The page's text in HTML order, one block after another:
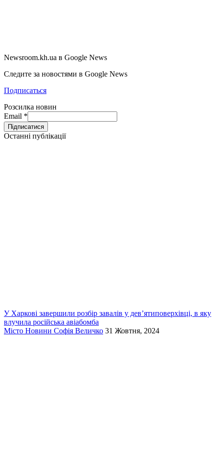
Newsroom.kh.ua в Google News
Следите за новостями в Google News
Подписаться
Розсилка новин
Email *
Останні публікації
У Харкові завершили розбір завалів у дев’ятиповерхівці, в яку
влучила російська авіабомба
Місто Новини Софія Величко 31 Жовтня, 2024